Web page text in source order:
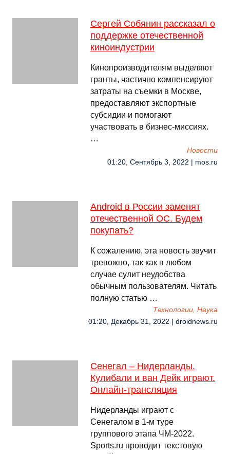
Сергей Собянин рассказал о
поддержке отечественной
киноиндустрии
Кинопроизводителям выделяют
гранты, частично компенсируют
затраты на съемки в Москве,
предоставляют экспортные
субсидии и помогают
участвовать в бизнес-миссиях.
…
Новости
01:20, Сентябрь 3, 2022 | mos.ru
Android в России заменят
отечественной ОС. Будем
покупать?
К сожалению, эта новость звучит
тревожно, так как в любом
случае сулит неудобства
обычным пользователям. Читать
полную статью …
Технологии, Наука
01:20, Декабрь 31, 2022 | droidnews.ru
Сенегал – Нидерланды.
Кулибали и ван Дейк играют.
Онлайн-трансляция
Нидерланды играют с
Сенегалом в 1-м туре
группового этапа ЧМ-2022.
Sports.ru проводит текстовую